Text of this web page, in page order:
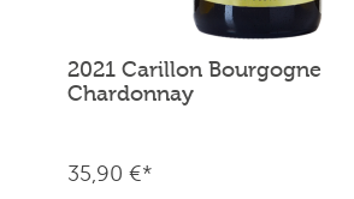
2021 Carillon Bourgogne
Chardonnay
35,90 €*